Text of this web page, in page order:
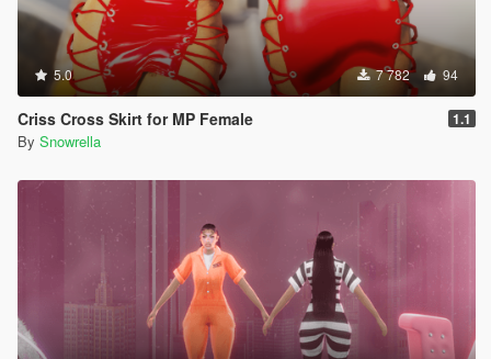
5.0 7 782 94
Criss Cross Skirt for MP Female 1.1
By Snowrella